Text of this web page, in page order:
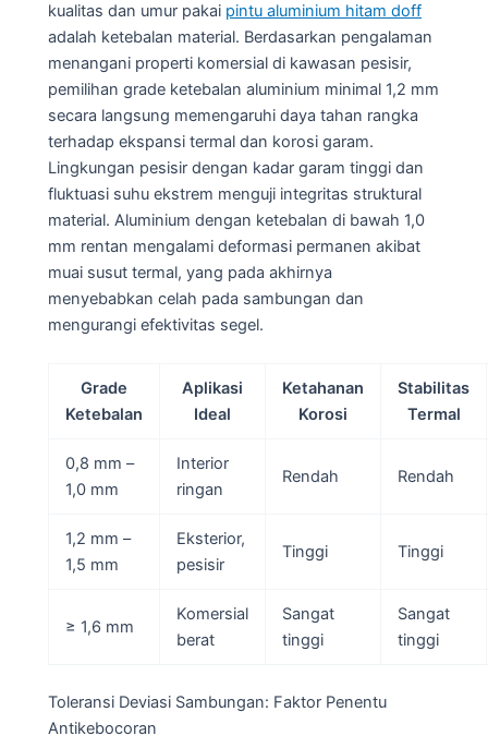
kualitas dan umur pakai pintu aluminium hitam doff
adalah ketebalan material. Berdasarkan pengalaman
menangani properti komersial di kawasan pesisir,
pemilihan grade ketebalan aluminium minimal 1,2 mm
secara langsung memengaruhi daya tahan rangka
terhadap ekspansi termal dan korosi garam.
Lingkungan pesisir dengan kadar garam tinggi dan
fluktuasi suhu ekstrem menguji integritas struktural
material. Aluminium dengan ketebalan di bawah 1,0
mm rentan mengalami deformasi permanen akibat
muai susut termal, yang pada akhirnya
menyebabkan celah pada sambungan dan
mengurangi efektivitas segel.
Grade
Ketebalan
Aplikasi
Ideal
Ketahanan
Korosi
Stabilitas
Termal
0,8 mm –
1,0 mm
Interior
ringan
Rendah Rendah
1,2 mm –
1,5 mm
Eksterior,
pesisir
Tinggi Tinggi
≥ 1,6 mm
Komersial
berat
Sangat
tinggi
Sangat
tinggi
Toleransi Deviasi Sambungan: Faktor Penentu
Antikebocoran